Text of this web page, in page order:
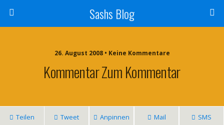
Sashs Blog
26. August 2008 • Keine Kommentare
Kommentar Zum Kommentar
Teilen Tweet Anpinnen Mail SMS